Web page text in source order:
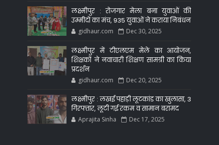
लक्ष्मीपुर : रोजगार मेला बना युवाओं की
उम्मीदों का मंच, 935 युवाओं ने कराया निबंधन
gidhaur.com Dec 30, 2025
लक्ष्मीपुर में टीएलएम मेले का आयोजन,
शिक्षकों ने नवाचारी शिक्षण सामग्री का किया
प्रदर्शन
gidhaur.com Dec 20, 2025
लक्ष्मीपुर : लखई पहाड़ी लूटकांड का खुलासा, 3
गिरफ्तार, लूटी गई रकम व सामान बरामद
Aprajita Sinha Dec 17, 2025